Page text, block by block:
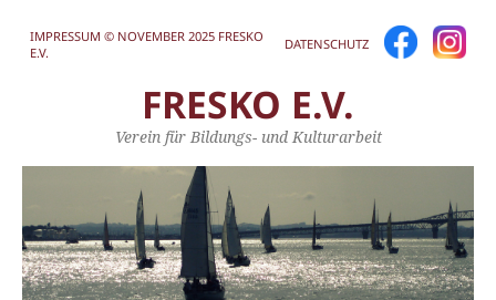
IMPRESSUM © NOVEMBER 2025 FRESKO
E.V.
DATENSCHUTZ
FRESKO E.V.
Verein für Bildungs- und Kulturarbeit